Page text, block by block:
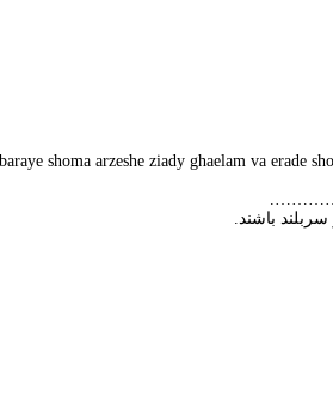
shoma arzeshe ziady ghaelam va erade
باشند.